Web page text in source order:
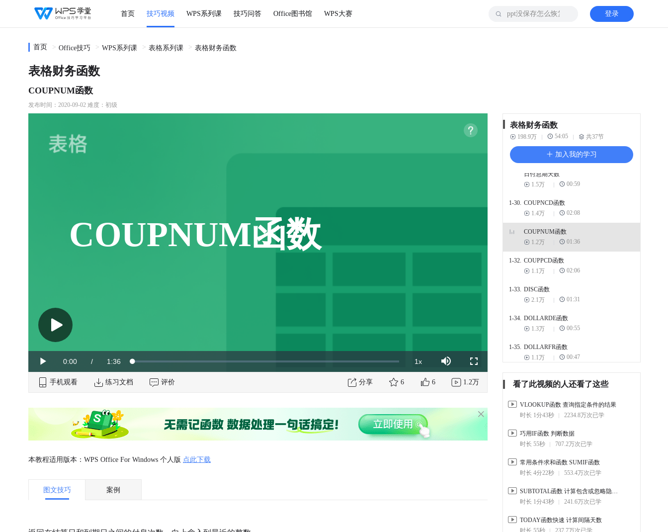
首页 技巧视频 WPS系列课 技巧问答 Office图书馆 WPS大赛 登录
首页 Office技巧 WPS系列课 表格系列课 表格财务函数
表格财务函数
COUPNUM函数
发布时间：2020-09-02 难度：初级
Play Current
Time
0:00 / Duration
1:36 Loaded:
0%
1xPlayback
Rate
Mute Fullscreen
COUPNUM函数
手机观看 练习文档 评价 分享 6 6 1.2万
本教程适用版本：WPS Office For Windows 个人版 点此下载
图文技巧 案例
表格财务函数
198.9万 54:05 共37节
加入我的学习
2.8万
1-28. CUMIPMT函数 两个付款期
之间累计利息
3.1万
01:12
日付息期天数
1.5万
00:59
1-30. COUPNCD函数
1.4万
02:08
COUPNUM函数
1.2万
01:36
1-32. COUPPCD函数
1.1万
02:06
1-33. DISC函数
2.1万
01:31
1-34. DOLLARDE函数
1.3万
00:55
1-35. DOLLARFR函数
1.1万
00:47
2.9万
01:55
1-37. MDURATION函数
4万
01:48
看了此视频的人还看了这些
VLOOKUP函数 查询指定条件的结果
时长 1分43秒
2234.8万次已学
巧用IF函数 判断数据
时长 55秒
707.2万次已学
常用条件求和函数 SUMIF函数
时长 4分22秒
553.4万次已学
SUBTOTAL函数 计算包含或忽略隐藏的数值
时长 1分43秒
241.6万次已学
TODAY函数快速 计算间隔天数
时长 55秒
237.7万次已学